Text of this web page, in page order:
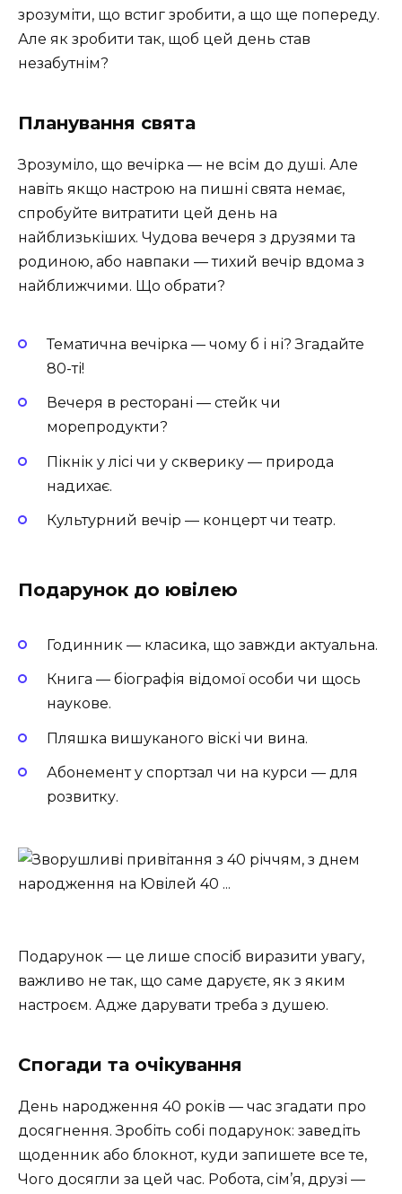
зрозуміти, що встиг зробити, а що ще попереду.
Але як зробити так, щоб цей день став
незабутнім?
Планування свята
Зрозуміло, що вечірка — не всім до душі. Але
навіть якщо настрою на пишні свята немає,
спробуйте витратити цей день на
найблизькіших. Чудова вечеря з друзями та
родиною, або навпаки — тихий вечір вдома з
найближчими. Що обрати?
Тематична вечірка — чому б і ні? Згадайте
80-ті!
Вечеря в ресторані — стейк чи
морепродукти?
Пікнік у лісі чи у скверику — природа
надихає.
Культурний вечір — концерт чи театр.
Подарунок до ювілею
Годинник — класика, що завжди актуальна.
Книга — біографія відомої особи чи щось
наукове.
Пляшка вишуканого віскі чи вина.
Абонемент у спортзал чи на курси — для
розвитку.
Подарунок — це лише спосіб виразити увагу,
важливо не так, що саме даруєте, як з яким
настроєм. Адже дарувати треба з душею.
Спогади та очікування
День народження 40 років — час згадати про
досягнення. Зробіть собі подарунок: заведіть
щоденник або блокнот, куди запишете все те,
Чого досягли за цей час. Робота, сім’я, друзі —